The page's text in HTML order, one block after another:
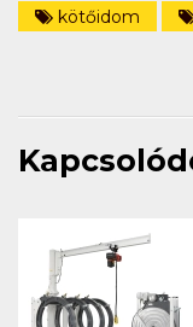
kötőidom